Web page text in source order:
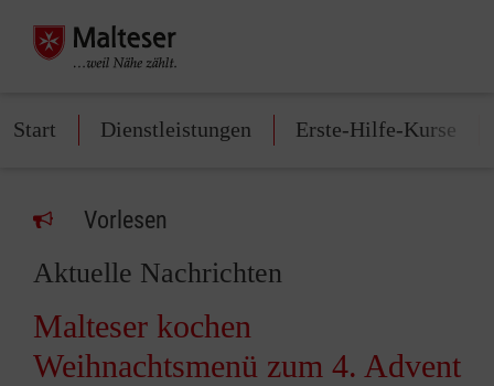
Start Dienstleistungen Erste-Hilfe-Kurse
Vorlesen
Aktuelle Nachrichten
Malteser kochen
Weihnachtsmenü zum 4. Advent